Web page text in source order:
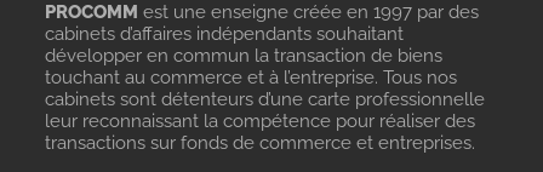
PROCOMM est une enseigne créée en 1997 par des
cabinets d’affaires indépendants souhaitant
développer en commun la transaction de biens
touchant au commerce et à l’entreprise. Tous nos
cabinets sont détenteurs d’une carte professionnelle
leur reconnaissant la compétence pour réaliser des
transactions sur fonds de commerce et entreprises.